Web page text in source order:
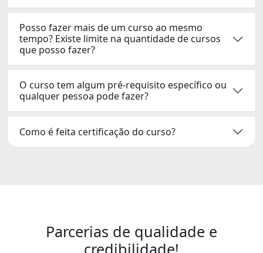
Posso fazer mais de um curso ao mesmo
tempo? Existe limite na quantidade de cursos
que posso fazer?
O curso tem algum pré-requisito específico ou
qualquer pessoa pode fazer?
Como é feita certificação do curso?
Parcerias de qualidade e